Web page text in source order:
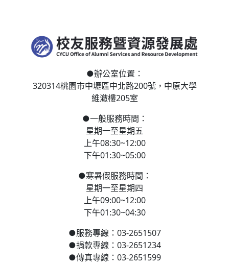
●辦公室位置：
320314桃園市中壢區中北路200號， 中原大學
維澈樓205室
●一般服務時間：
星期一至星期五
上午08:30~12:00
下午01:30~05:00
●寒暑假服務時間：
星期一至星期四
上午09:00~12:00
下午01:30~04:30
●服務專線：03-2651507
●捐款專線：03-2651234
●傳真專線：03-2651599